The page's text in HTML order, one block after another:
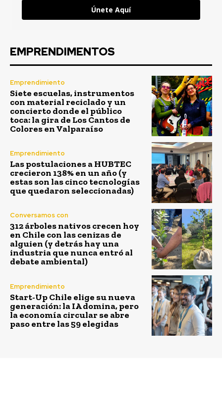
Únete Aquí
EMPRENDIMENTOS
Emprendimiento
Siete escuelas, instrumentos
con material reciclado y un
concierto donde el público
toca: la gira de Los Cantos de
Colores en Valparaíso
Emprendimiento
Las postulaciones a HUBTEC
crecieron 138% en un año (y
estas son las cinco tecnologías
que quedaron seleccionadas)
Conversamos con
312 árboles nativos crecen hoy
en Chile con las cenizas de
alguien (y detrás hay una
industria que nunca entró al
debate ambiental)
Emprendimiento
Start-Up Chile elige su nueva
generación: la IA domina, pero
la economía circular se abre
paso entre las 59 elegidas